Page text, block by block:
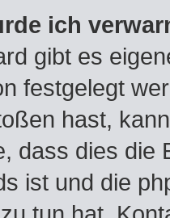
ich
gibt es
festgelegt
hast,
dass dies die
ist und die